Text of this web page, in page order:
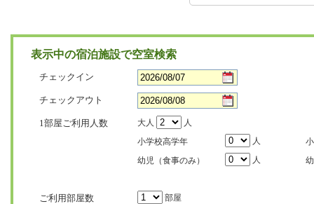
表示中の宿泊施設で空室検索
チェックイン
チェックアウト
1部屋ご利用人数 大人
人
小学校高学年
人
幼児（食事のみ）
人
ご利用部屋数 部屋